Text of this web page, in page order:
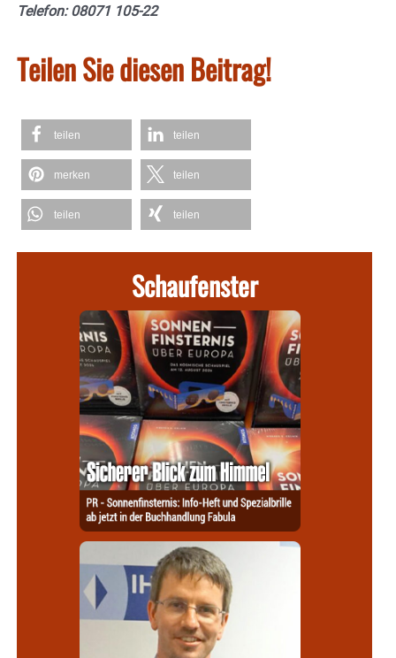
Telefon: 08071 105-22
Teilen Sie diesen Beitrag!
teilen teilen
merken teilen
teilen teilen
Schaufenster